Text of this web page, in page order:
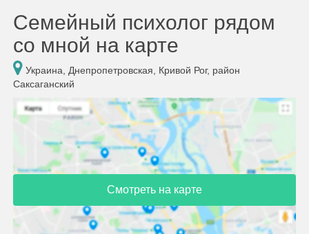
Семейный психолог рядом
со мной на карте
Украина, Днепропетровская, Кривой Рог, район
Саксаганский
Смотреть на карте